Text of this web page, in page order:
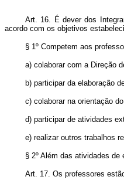
Art. 16. É dever dos
acordo com os objetivos
§ 1º Competem aos
a) colaborar com a Direção
b) participar da elaboração
c) colaborar na orientação
d) participar de atividades
e) realizar outros trabalhos
§ 2º Além das atividades
Art. 17. Os professores